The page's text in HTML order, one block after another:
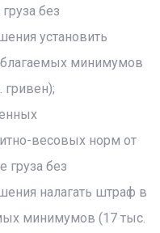
без
установить
минимумов
гривен);
весовых норм от
груза без
налагать штраф в
минимумов (17 тыс.